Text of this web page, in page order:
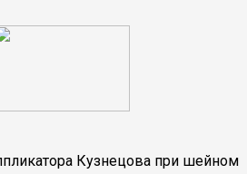
Кузнецова при шейном